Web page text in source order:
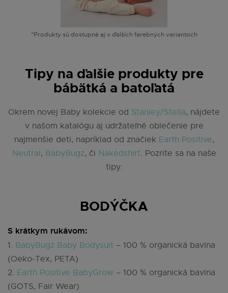
*Produkty sú dostupné aj v ďalších farebných variantoch
Tipy na ďalšie produkty pre
bábätká a batoľatá
Okrem novej Baby kolekcie od Stanley/Stella, nájdete
v našom katalógu aj udržateľné oblečenie pre
najmenšie deti, napríklad od značiek Earth Positive,
Neutral, BabyBugz, či Nakedshirt. Pozrite sa na naše
tipy:
BODÝČKA
S krátkym rukávom:
1. BabyBugz Baby Bodysuit – 100 % organická bavlna
(Oeko-Tex, PETA)
2. Earth Positive BabyGrow – 100 % organická bavlna
(GOTS, Fair Wear)